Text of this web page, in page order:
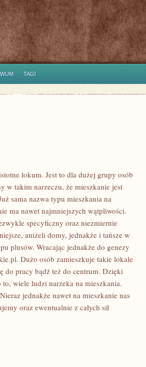
TAGI
lokum. Jest to dla dużej grupy osób
w takim narzeczu, że mieszkanie jest
sama nazwa typu mieszkania na
ma nawet najmniejszych wątpliwości.
specyficzny oraz niezmiernie
aniżeli domy, jednakże i tańsze w
plusów. Wracając jednakże do genezy
Dużo osób zamieszkuje takie lokale
do pracy bądź też do centrum. Dzięki
wiele ludzi narzeka na mieszkania.
jednakże nawet na mieszkanie nas
oraz ewentualnie z całych sił